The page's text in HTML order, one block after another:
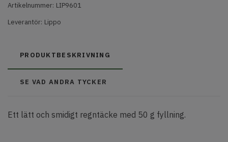
Artikelnummer: LIP9601
Leverantör: Lippo
PRODUKTBESKRIVNING
SE VAD ANDRA TYCKER
Ett lätt och smidigt regntäcke med 50 g fyllning.